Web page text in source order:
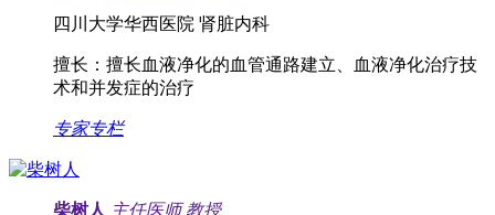
四川大学华西医院 肾脏内科
擅长： 擅长血液净化的血管通路建立、血液净化治疗技
术和并发症的治疗
专家专栏
柴树人 主任医师 教授